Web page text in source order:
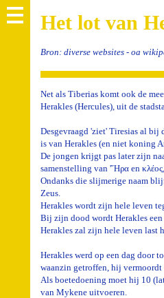
Het lot van
Bron: diverse websites - oa
Net als Tiberias komt ook de
Herakles (Hercules), uit de
Desgevraagd 'ziet' Tiresias al bij
is van Herakles (en niet koning
De jongen krijgt pas later zijn
samenstelling van 'Ἥρα en
Ondanks die slijmerige naam
Zeus.
Herakles wordt zijn hele leven
Bij zijn dood wordt Herakles
Herakles zal zijn hele leven last
Herakles werd op een dag door
waanzin getroffen, hij vermoordt
Als boetedoening moet hij 10
van Mykene uitvoeren.